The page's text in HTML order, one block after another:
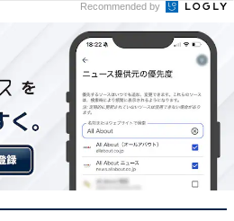
Recommended by